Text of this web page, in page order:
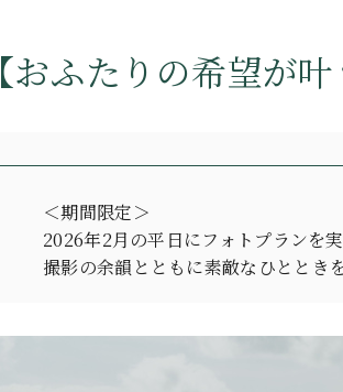
【おふたりの希望が
＜期間限定＞
2026年2月の平日にフォトプランを
撮影の余韻とともに素敵なひととき